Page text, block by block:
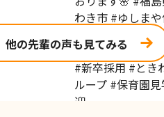
他の先輩の声も見てみる